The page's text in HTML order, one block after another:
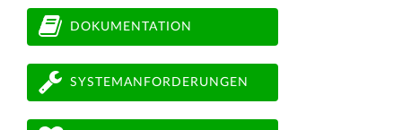
DOKUMENTATION
SYSTEMANFORDERUNGEN